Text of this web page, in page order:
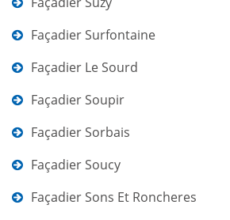
Façadier Surfontaine
Façadier Le Sourd
Façadier Soupir
Façadier Sorbais
Façadier Soucy
Façadier Sons Et Roncheres